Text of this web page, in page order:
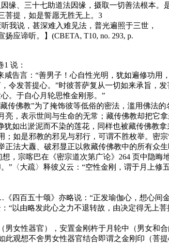
缘、三十七助道法因缘，摄取一切善法根本
菩提，如是誓愿无胜无上。3
说，甚深难入难见法，普光遍照于三世，
应谛听。】(CBETA, T10, no. 293, p.
说：
言：“善男子！心自性光明，犹如遍修功用
发菩提心。”时彼菩萨复从一切如来承旨，
。于自心月轮思惟金刚形。”
佛教”为了掩饰彼等低俗的密法，滥用佛法的
，表示世间与生命的无常；藏传佛教却把它
如出淤泥而不染的莲花，同样也被藏传佛教
如是邪教的邪见与邪行，可谓不胜枚举。密
法大纛、破邪显正以救藏传佛教中的所有众生
宗喀巴在《密宗道次第广论》264 页中隐晦
〈大疏〉释彼义云：“空性金刚，谓于月上修
百五十颂》亦略说：“正发瑜伽心，想心间
以由略发此心之力不退转故，由决定得无上
性器官），安置金刚杵于月轮中（男女和
观想不舍男女性器官结合即谓之金刚印（菩